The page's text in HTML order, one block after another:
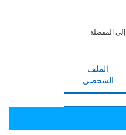
المفضلة
الملف
الشخصي